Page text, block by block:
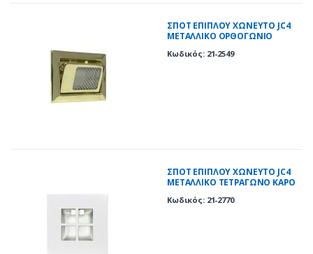
ΣΠΟΤ ΕΠΙΠΛΟΥ ΧΩΝΕΥΤΟ JC4
ΜΕΤΑΛΛΙΚΟ ΟΡΘΟΓΩΝΙΟ
Κωδικός: 21-2549
ΣΠΟΤ ΕΠΙΠΛΟΥ ΧΩΝΕΥΤΟ JC4
ΜΕΤΑΛΛΙΚΟ ΤΕΤΡΑΓΩΝΟ ΚΑΡΟ
Κωδικός: 21-2770